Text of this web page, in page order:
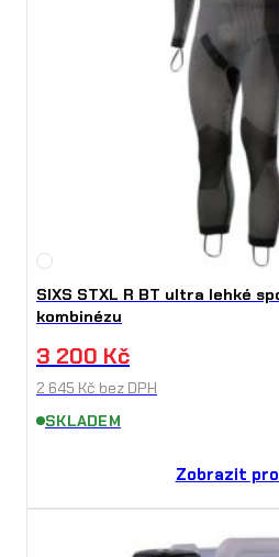
SIXS STXL R BT ultra lehké
kombinézu
3 200 Kč
2 645 Kč bez DPH
SKLADEM
Zobrazit